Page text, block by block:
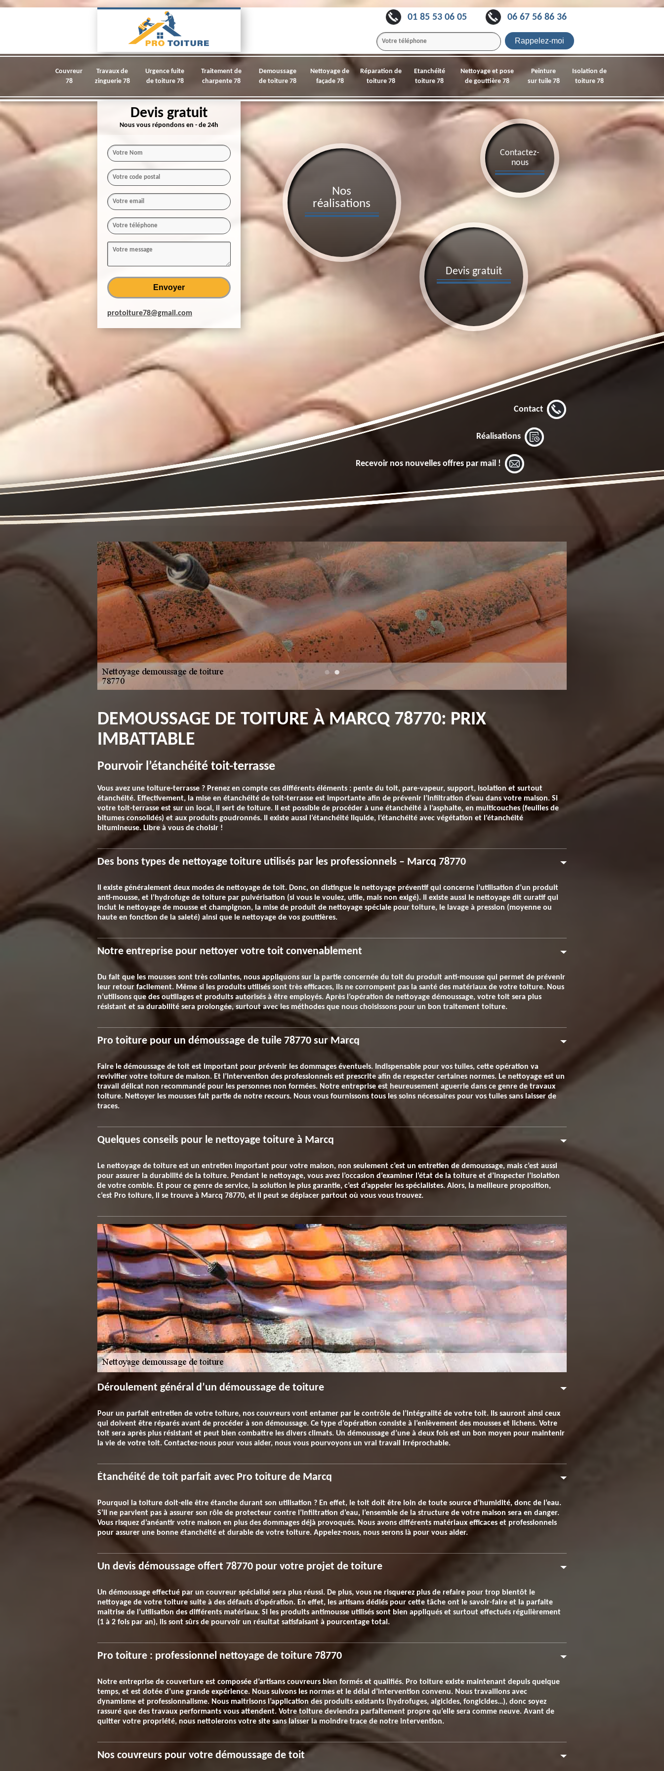
01 85 53 06 05 06 67 56 86 36
Couvreur
78
Travaux de
zinguerie 78
Urgence fuite
de toiture 78
Traitement de
charpente 78
Demoussage
de toiture 78
Nettoyage de
façade 78
Réparation de
toiture 78
Etanchéité
toiture 78
Nettoyage et pose
de gouttière 78
Peinture
sur tuile 78
Isolation de
toiture 78
Devis gratuit
Nous vous répondons en - de 24h
protoiture78@gmail.com
Devis gratuit
Contactez-
nous
Nos
réalisations
Contact
Réalisations
Recevoir nos nouvelles offres par mail !
DEMOUSSAGE DE TOITURE À MARCQ 78770: PRIX
IMBATTABLE
Pourvoir l’étanchéité toit-terrasse
Vous avez une toiture-terrasse ? Prenez en compte ces différents éléments : pente du toit, pare-vapeur, support, isolation et surtout
étanchéité. Effectivement, la mise en étanchéité de toit-terrasse est importante afin de prévenir l’infiltration d’eau dans votre maison. Si
votre toit-terrasse est sur un local, il sert de toiture. Il est possible de procéder à une étanchéité à l’asphalte, en multicouches (feuilles de
bitumes consolidés) et aux produits goudronnés. Il existe aussi l’étanchéité liquide, l’étanchéité avec végétation et l’étanchéité
bitumineuse. Libre à vous de choisir !
Des bons types de nettoyage toiture utilisés par les professionnels – Marcq 78770
Il existe généralement deux modes de nettoyage de toit. Donc, on distingue le nettoyage préventif qui concerne l’utilisation d’un produit
anti-mousse, et l’hydrofuge de toiture par pulvérisation (si vous le voulez, utile, mais non exigé). Il existe aussi le nettoyage dit curatif qui
inclut le nettoyage de mousse et champignon, la mise de produit de nettoyage spéciale pour toiture, le lavage à pression (moyenne ou
haute en fonction de la saleté) ainsi que le nettoyage de vos gouttières.
Notre entreprise pour nettoyer votre toit convenablement
Du fait que les mousses sont très collantes, nous appliquons sur la partie concernée du toit du produit anti-mousse qui permet de prévenir
leur retour facilement. Même si les produits utilisés sont très efficaces, ils ne corrompent pas la santé des matériaux de votre toiture. Nous
n’utilisons que des outillages et produits autorisés à être employés. Après l’opération de nettoyage démoussage, votre toit sera plus
résistant et sa durabilité sera prolongée, surtout avec les méthodes que nous choisissons pour un bon traitement toiture.
Pro toiture pour un démoussage de tuile 78770 sur Marcq
Faire le démoussage de toit est important pour prévenir les dommages éventuels. Indispensable pour vos tuiles, cette opération va
revivifier votre toiture de maison. Et l’intervention des professionnels est prescrite afin de respecter certaines normes. Le nettoyage est un
travail délicat non recommandé pour les personnes non formées. Notre entreprise est heureusement aguerrie dans ce genre de travaux
toiture. Nettoyer les mousses fait partie de notre recours. Nous vous fournissons tous les soins nécessaires pour vos tuiles sans laisser de
traces.
Quelques conseils pour le nettoyage toiture à Marcq
Le nettoyage de toiture est un entretien important pour votre maison, non seulement c’est un entretien de demoussage, mais c’est aussi
pour assurer la durabilité de la toiture. Pendant le nettoyage, vous avez l’occasion d’examiner l’état de la toiture et d’inspecter l’isolation
de votre comble. Et pour ce genre de service, la solution le plus garantie, c’est d’appeler les spécialistes. Alors, la meilleure proposition,
c’est Pro toiture, il se trouve à Marcq 78770, et il peut se déplacer partout où vous vous trouvez.
Déroulement général d’un démoussage de toiture
Pour un parfait entretien de votre toiture, nos couvreurs vont entamer par le contrôle de l’intégralité de votre toit. Ils sauront ainsi ceux
qui doivent être réparés avant de procéder à son démoussage. Ce type d’opération consiste à l’enlèvement des mousses et lichens. Votre
toit sera après plus résistant et peut bien combattre les divers climats. Un démoussage d’une à deux fois est un bon moyen pour maintenir
la vie de votre toit. Contactez-nous pour vous aider, nous vous pourvoyons un vrai travail irréprochable.
Étanchéité de toit parfait avec Pro toiture de Marcq
Pourquoi la toiture doit-elle être étanche durant son utilisation ? En effet, le toit doit être loin de toute source d’humidité, donc de l’eau.
S’il ne parvient pas à assurer son rôle de protecteur contre l’infiltration d’eau, l’ensemble de la structure de votre maison sera en danger.
Vous risquez d’anéantir votre maison en plus des dommages déjà provoqués. Nous avons différents matériaux efficaces et professionnels
pour assurer une bonne étanchéité et durable de votre toiture. Appelez-nous, nous serons là pour vous aider.
Un devis démoussage offert 78770 pour votre projet de toiture
Un démoussage effectué par un couvreur spécialisé sera plus réussi. De plus, vous ne risquerez plus de refaire pour trop bientôt le
nettoyage de votre toiture suite à des défauts d’opération. En effet, les artisans dédiés pour cette tâche ont le savoir-faire et la parfaite
maitrise de l’utilisation des différents matériaux. Si les produits antimousse utilisés sont bien appliqués et surtout effectués régulièrement
(1 à 2 fois par an), ils sont sûrs de pourvoir un résultat satisfaisant à pourcentage total.
Pro toiture : professionnel nettoyage de toiture 78770
Notre entreprise de couverture est composée d’artisans couvreurs bien formés et qualifiés. Pro toiture existe maintenant depuis quelque
temps, et est dotée d’une grande expérience. Nous suivons les normes et le délai d’intervention convenu. Nous travaillons avec
dynamisme et professionnalisme. Nous maitrisons l’application des produits existants (hydrofuges, algicides, fongicides…), donc soyez
rassuré que des travaux performants vous attendent. Votre toiture deviendra parfaitement propre qu’elle sera comme neuve. Avant de
quitter votre propriété, nous nettoierons votre site sans laisser la moindre trace de notre intervention.
Nos couvreurs pour votre démoussage de toit